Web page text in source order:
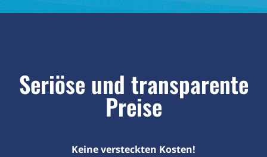
Seriöse und transparente
Preise
Keine versteckten Kosten!